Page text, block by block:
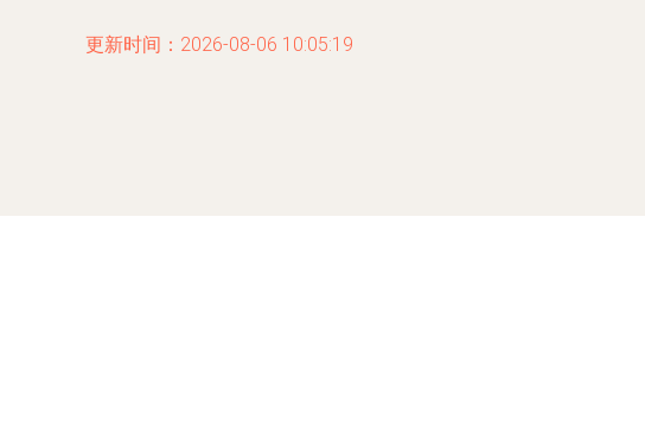
更新时间：2026-08-06 10:05:19